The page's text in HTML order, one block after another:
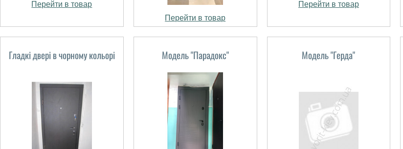
Перейти в товар
Перейти в товар
Перейти в товар
Гладкі двері в чорному кольорі Модель "Парадокс" Модель "Герда"